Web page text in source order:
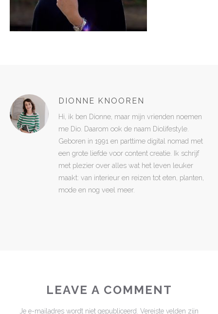
DIONNE KNOOREN
Hi, ik ben Dionne, maar mijn vrienden noemen
me Dio. Daarom ook de naam Diolifestyle.
Geboren in 1991 en parttime digital nomad met
een grote liefde voor content creatie. Ik schrijf
met plezier over alles wat het leven leuker
maakt: van interieur en reizen tot eten, planten,
mode en nog veel meer.
LEAVE A COMMENT
Je e-mailadres wordt niet gepubliceerd. Vereiste velden zijn